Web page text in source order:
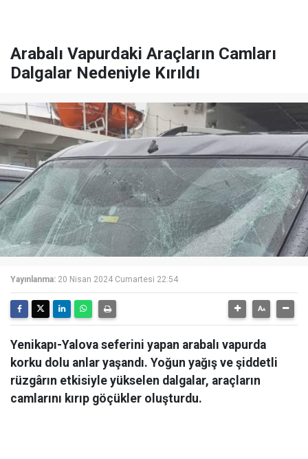
Arabalı Vapurdaki Araçların Camları
Dalgalar Nedeniyle Kırıldı
Yayınlanma: 20 Nisan 2024 Cumartesi 22:54
Yenikapı-Yalova seferini yapan arabalı vapurda
korku dolu anlar yaşandı. Yoğun yağış ve şiddetli
rüzgârın etkisiyle yükselen dalgalar, araçların
camlarını kırıp göçükler oluşturdu.